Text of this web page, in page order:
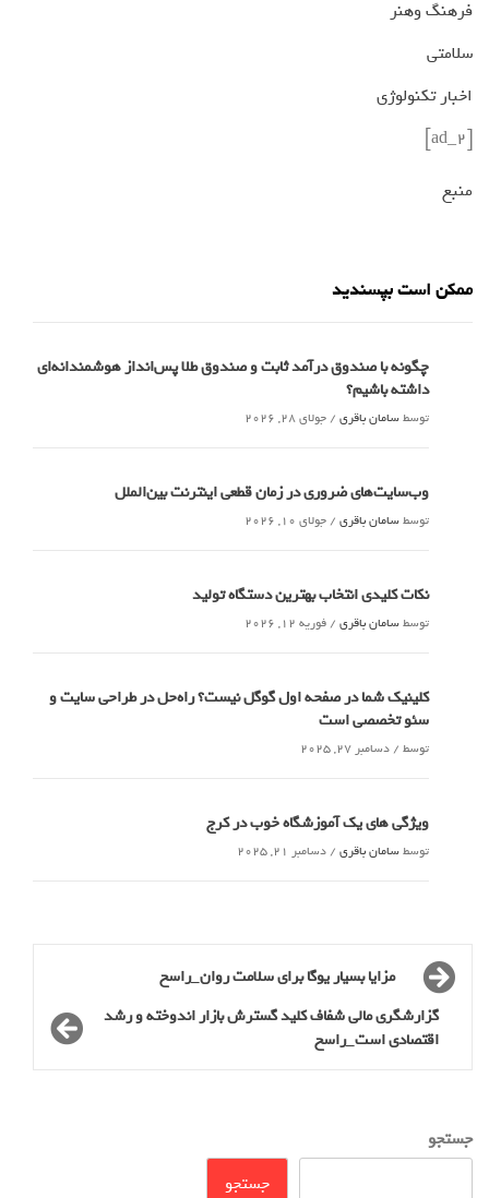
فرهنگ وهنر
سلامتی
اخبار تکنولوژی
[ad_2]
منبع
ممکن است بپسندید
چگونه با صندوق درآمد ثابت و صندوق طلا پس‌انداز هوشمندانه‌ای
داشته باشیم؟
توسطسامان باقری / جولای 28, 2026
وب‌سایت‌های ضروری در زمان قطعی اینترنت بین‌الملل
توسطسامان باقری / جولای 10, 2026
نکات کلیدی انتخاب بهترین دستگاه تولید
توسطسامان باقری / فوریه 12, 2026
کلینیک شما در صفحه اول گوگل نیست؟ راه‌حل در طراحی سایت و
سئو تخصصی است
توسط / دسامبر 27, 2025
ویژگی های یک آموزشگاه خوب در کرج
توسطسامان باقری / دسامبر 21, 2025
مزایا بسیار یوگا برای سلامت روان_راسخ
گزارشگری مالی شفاف کلید گسترش بازار اندوخته و رشد
اقتصادی است_راسخ
جستجو
جستجو